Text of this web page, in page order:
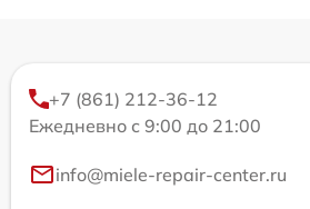
+7 (861) 212-36-12
Ежедневно с 9:00 до 21:00
info@miele-repair-center.ru